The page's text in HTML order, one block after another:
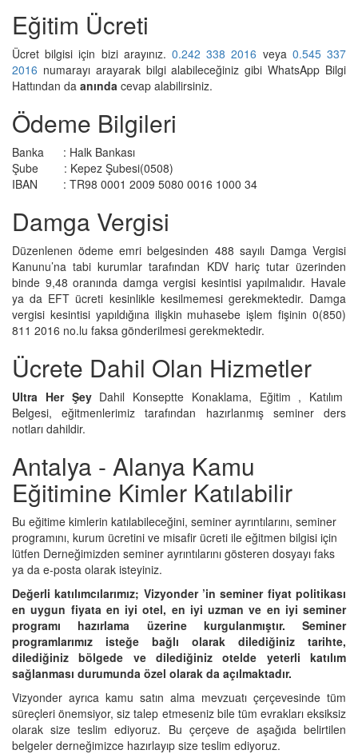
Eğitim Ücreti
Ücret bilgisi için bizi arayınız. 0.242 338 2016 veya 0.545 337
2016 numarayı arayarak bilgi alabileceğiniz gibi WhatsApp Bilgi
Hattından da anında cevap alabilirsiniz.
Ödeme Bilgileri
Banka : Halk Bankası
Şube : Kepez Şubesi(0508)
IBAN : TR98 0001 2009 5080 0016 1000 34
Damga Vergisi
Düzenlenen ödeme emri belgesinden 488 sayılı Damga Vergisi
Kanunu’na tabi kurumlar tarafından KDV hariç tutar üzerinden
binde 9,48 oranında damga vergisi kesintisi yapılmalıdır. Havale
ya da EFT ücreti kesinlikle kesilmemesi gerekmektedir. Damga
vergisi kesintisi yapıldığına ilişkin muhasebe işlem fişinin 0(850)
811 2016 no.lu faksa gönderilmesi gerekmektedir.
Ücrete Dahil Olan Hizmetler
Ultra Her ŞeyDahil Konseptte Konaklama, Eğitim , Katılım
Belgesi, eğitmenlerimiz tarafından hazırlanmış seminer ders
notları dahildir.
Antalya - Alanya Kamu
Eğitimine Kimler Katılabilir
Bu eğitime kimlerin katılabileceğini, seminer ayrıntılarını, seminer
programını, kurum ücretini ve misafir ücreti ile eğitmen bilgisi için
lütfen Derneğimizden seminer ayrıntılarını gösteren dosyayı faks
ya da e-posta olarak isteyiniz.
Değerli katılımcılarımız; Vizyonder ’in seminer fiyat politikası
en uygun fiyata en iyi otel, en iyi uzman ve en iyi seminer
programı hazırlama üzerine kurgulanmıştır. Seminer
programlarımız isteğe bağlı olarak dilediğiniz tarihte,
dilediğiniz bölgede ve dilediğiniz otelde yeterli katılım
sağlanması durumunda özel olarak da açılmaktadır.
Vizyonder ayrıca kamu satın alma mevzuatı çerçevesinde tüm
süreçleri önemsiyor, siz talep etmeseniz bile tüm evrakları eksiksiz
olarak size teslim ediyoruz. Bu çerçeve de aşağıda belirtilen
belgeler derneğimizce hazırlayıp size teslim ediyoruz.